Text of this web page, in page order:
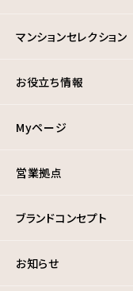
マンションセレクション
お役立ち情報
Myページ
営業拠点
ブランドコンセプト
お知らせ